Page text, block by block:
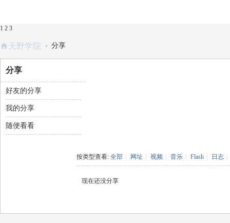
1 2 3
天野学院 › 分享
分享
好友的分享
我的分享
随便看看
按类型查看: 全部 网址 视频 音乐 Flash 日志
现在还没分享